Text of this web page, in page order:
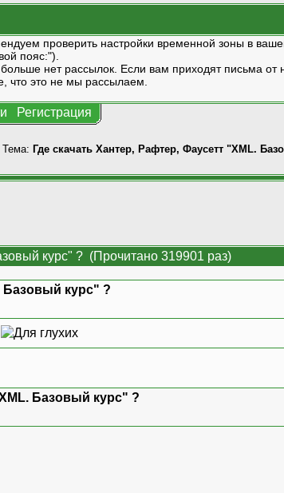
проверить настройки временной зоны в
пояс:").
нет рассылок. Если вам приходят письма
что это не мы рассылаем.
Регистрация
Тема: Где скачать Хантер, Рафтер, Фаусетт "XML.
курс" ? (Прочитано 319901 раз)
Базовый курс" ?
Базовый курс" ?